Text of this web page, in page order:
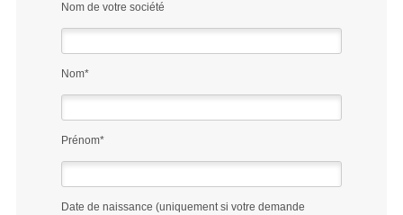
Nom de votre société
Nom*
Prénom*
Date de naissance (uniquement si votre demande